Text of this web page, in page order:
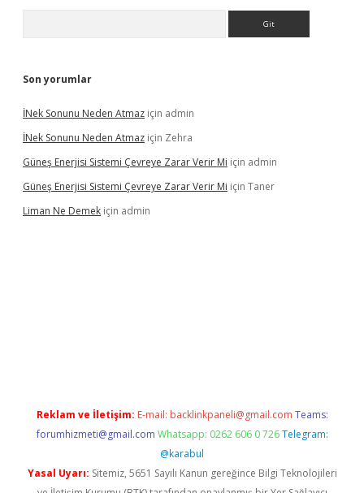
Son yorumlar
İNek Sonunu Neden Atmaz için admin
İNek Sonunu Neden Atmaz için Zehra
Güneş Enerjisi Sistemi Çevreye Zarar Verir Mi için admin
Güneş Enerjisi Sistemi Çevreye Zarar Verir Mi için Taner
Liman Ne Demek için admin
Reklam ve İletişim: E-mail: backlinkpaneli@gmail.com Teams:
forumhizmeti@gmail.com Whatsapp: 0262 606 0 726 Telegram:
@karabul
Yasal Uyarı: Sitemiz, 5651 Sayılı Kanun gereğince Bilgi Teknolojileri